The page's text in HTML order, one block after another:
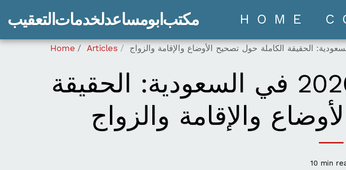
مكتب ابو مساعد لخدمات التعقيب HOME
Home Articles
نظام البرماويين الجديد 2026 في السعودية: الحقيقة
والإقامة والزواج
10 min